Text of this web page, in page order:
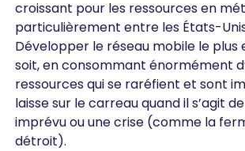
croissant pour les ressources en
particulièrement entre les États-
Développer le réseau mobile le plus
soit, en consommant énormément
ressources qui se raréfient et sont
laisse sur le carreau quand il s’agit
imprévu ou une crise (comme la
détroit).